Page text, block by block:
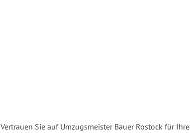
Vertrauen Sie auf Umzugsmeister Bauer Rostock für